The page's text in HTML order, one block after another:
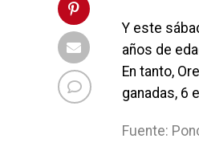
Y este
años de
En tanto,
ganadas, 6
Fuente: